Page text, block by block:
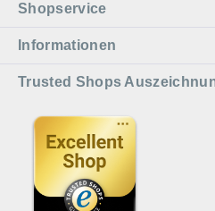
Shopservice
Informationen
Trusted Shops